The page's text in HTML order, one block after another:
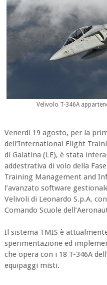
Velivolo T-346A
Venerdì 19 agosto, per la
dell’International Flight
di Galatina (LE), è stata
addestrativa di volo della
Training Management and
l’avanzato software
Velivoli di Leonardo S.p.A.
Comando Scuole
Il sistema TMIS è
sperimentazione ed
che opera con i 18 T-346A
equipaggi misti.